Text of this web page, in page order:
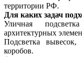
территории РФ.
Для каких задач
Уличная
архитектурных
Подсветка
коробов.